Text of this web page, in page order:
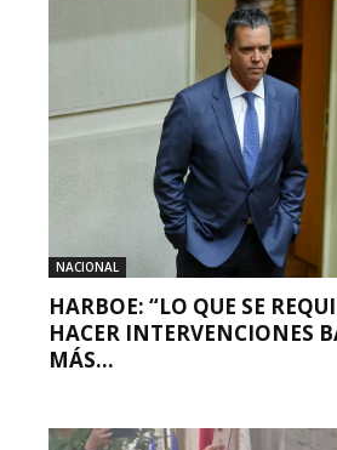
NACIONAL
HARBOE: “LO QUE SE
HACER INTERVENCIONES
MÁS...